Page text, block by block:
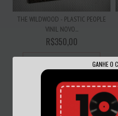
GANHE O
THE WILDWOOD - PLASTIC PEOPLE
VINIL NOVO...
R$350,00
sem juros